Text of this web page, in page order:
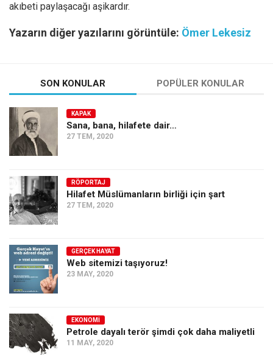
akıbeti paylaşacağı aşikardır.
Yazarın diğer yazılarını görüntüle: Ömer Lekesiz
SON KONULAR POPÜLER KONULAR
KAPAK
Sana, bana, hilafete dair…
27 TEM, 2020
RÖPORTAJ
Hilafet Müslümanların birliği için şart
27 TEM, 2020
GERÇEK HAYAT
Web sitemizi taşıyoruz!
23 MAY, 2020
EKONOMI
Petrole dayalı terör şimdi çok daha maliyetli
11 MAY, 2020